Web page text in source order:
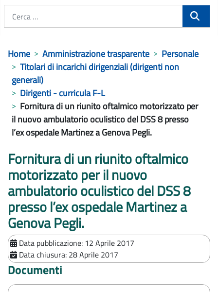
Home Amministrazione trasparente
Personale
Titolari di incarichi dirigenziali (dirigenti non
generali)
Dirigenti - curricula F-L
Fornitura di un riunito oftalmico motorizzato per
il nuovo ambulatorio oculistico del DSS 8 presso
l’ex ospedale Martinez a Genova Pegli.
Fornitura di un riunito oftalmico
motorizzato per il nuovo
ambulatorio oculistico del DSS 8
presso l’ex ospedale Martinez a
Genova Pegli.
Data pubblicazione: 12 Aprile 2017
Data chiusura: 28 Aprile 2017
Documenti